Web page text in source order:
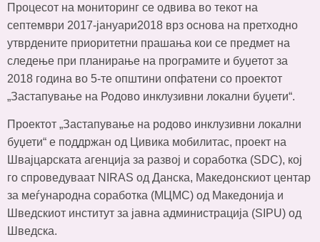
Процесот на мониторинг се одвива во текот на
септември 2017-јануари2018 врз основа на претходно
утврдените приоритетни прашања кои се предмет на
следење при планирање на програмите и буџетот за
2018 година во 5-те општини опфатени со проектот
„Застапување на Родово инклузивни локални буџети“.
Проектот „Застапување на родово инклузивни локални
буџети“ е поддржан од Цивика мобилитас, проект на
Швајцарската агенција за развој и соработка (SDC), кој
го спроведуваат NIRAS од Данска, Македонскиот центар
за меѓународна соработка (МЦМС) од Македонија и
Шведскиот институт за јавна администрација (SIPU) од
Шведска.